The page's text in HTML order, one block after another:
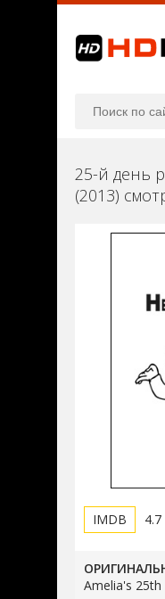
25-й день
(2013)
4.7
Amelia's 25th